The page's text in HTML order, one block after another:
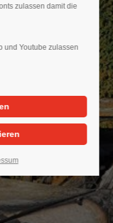
zulassen damit die
und Youtube zulassen